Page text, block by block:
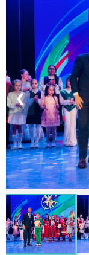
❮